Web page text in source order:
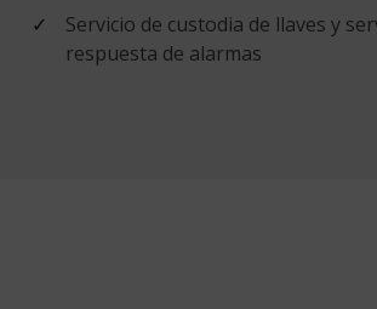
Servicio de custodia de llaves y
respuesta de alarmas